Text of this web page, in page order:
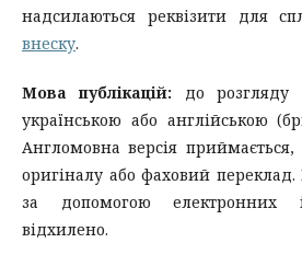
надсилаються реквізити для
внеску.
Мова публікацій: до розгляду
українською або англійською
Англомовна версія
оригіналу або фаховий переклад.
за допомогою електронних
відхилено.